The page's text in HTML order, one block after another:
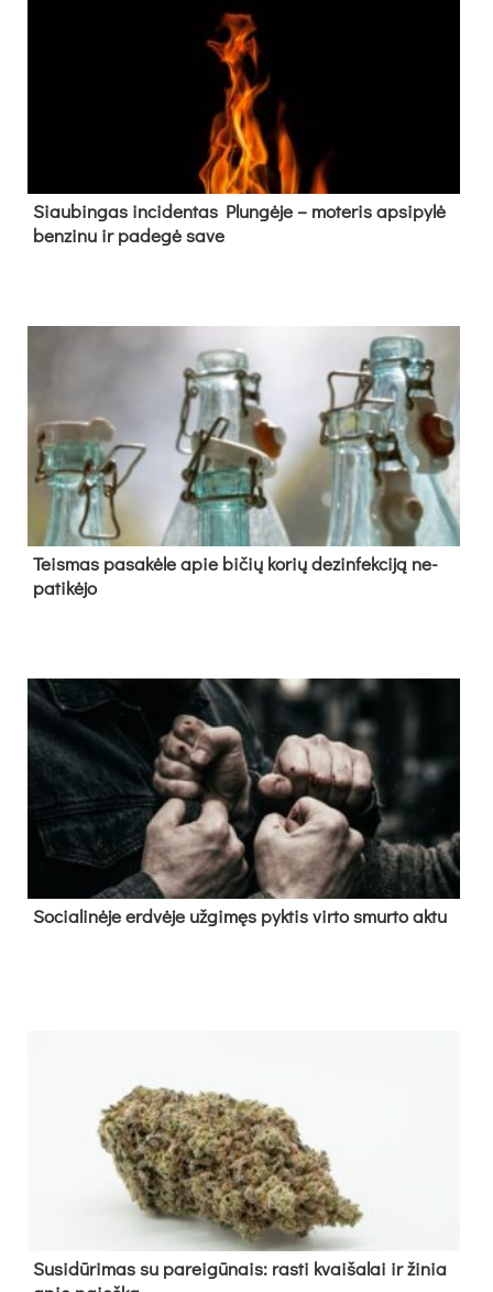
Siau­bin­gas in­ci­den­tas Plun­gė­je – mo­te­ris ap­si­py­lė
ben­zi­nu ir pa­de­gė sa­ve
Teis­mas pa­sa­kė­le apie bi­čių ko­rių de­zin­fek­ci­ją ne­
pa­ti­kė­jo
So­cia­li­nė­je erd­vė­je už­gi­męs pyk­tis vir­to smur­to ak­tu
Su­si­dū­ri­mas su pa­rei­gū­nais: ras­ti kvai­ša­lai ir ži­nia